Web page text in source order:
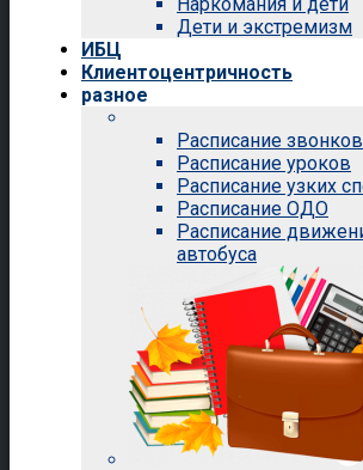
Дети и экстремизм
ИБЦ
Клиентоцентричность
разное
Расписание звонков
Расписание уроков
Расписание узких
Расписание ОДО
Расписание
автобуса